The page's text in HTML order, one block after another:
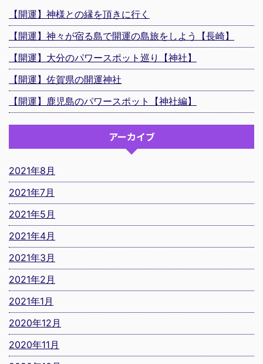
【開運】神様との縁を頂きに行く
【開運】神々が宿る島で開運の島旅をしよう【長崎】
【開運】大分のパワースポット巡り【神社】
【開運】佐賀県の開運神社
【開運】鹿児島のパワースポット【神社編】
アーカイブ
2021年8月
2021年7月
2021年5月
2021年4月
2021年3月
2021年2月
2021年1月
2020年12月
2020年11月